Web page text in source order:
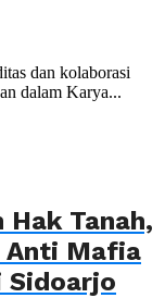
dan kolaborasi
dalam Karya...
Tanah,
Anti Mafia
Sidoarjo